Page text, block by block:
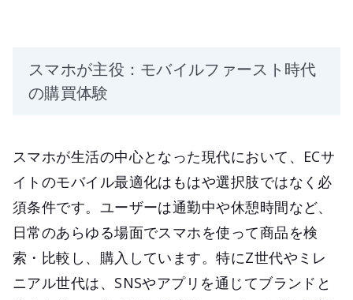
スマホが主役：モバイルファースト時代
の購買体験
スマホが生活の中心となった現代において、ECサ
イトのモバイル最適化はもはや選択肢ではなく必
須条件です。ユーザーは通勤中や休憩時間など、
日常のあらゆる場面でスマホを使って商品を検
索・比較し、購入しています。特にZ世代やミレ
ニアル世代は、SNSやアプリを通じてブランドと